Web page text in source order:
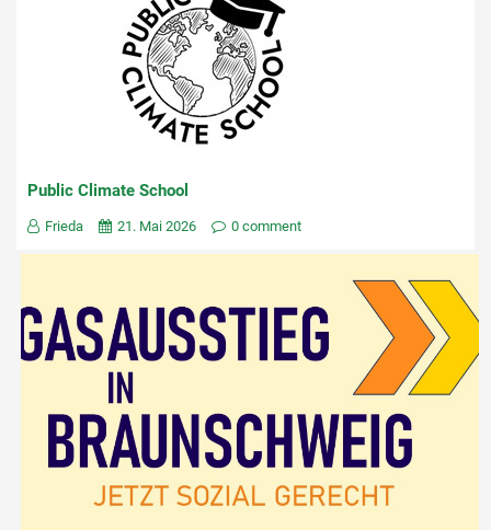
Public Climate School
Frieda 21. Mai 2026 0 comment